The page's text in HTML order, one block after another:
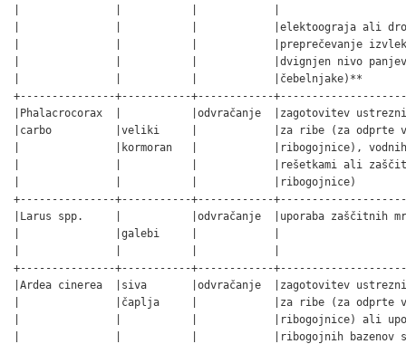
|               |           |            |elektoograja ali
|               |           |            |preprečevanje
|               |           |            |dvignjen nivo
|               |           |            |čebelnjake)**
+---------------+-----------+------------
|Phalacrocorax  |           |odvračanje  |zagotovitev
|carbo          |veliki     |            |za ribe (za odprte
|               |kormoran   |            |ribogojnice), vodnih
|               |           |            |rešetkami ali
|               |           |            |ribogojnice)
+---------------+-----------+------------
|Larus spp.     |           |odvračanje  |uporaba
|               |galebi     |            |
+---------------+-----------+------------
|Ardea cinerea  |siva       |odvračanje  |zagotovitev
|               |čaplja     |            |za ribe (za odprte
|               |           |            |ribogojnice) ali
|               |           |            |ribogojnih bazenov